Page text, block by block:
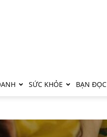
SỨC KHỎE BẠN ĐỌC